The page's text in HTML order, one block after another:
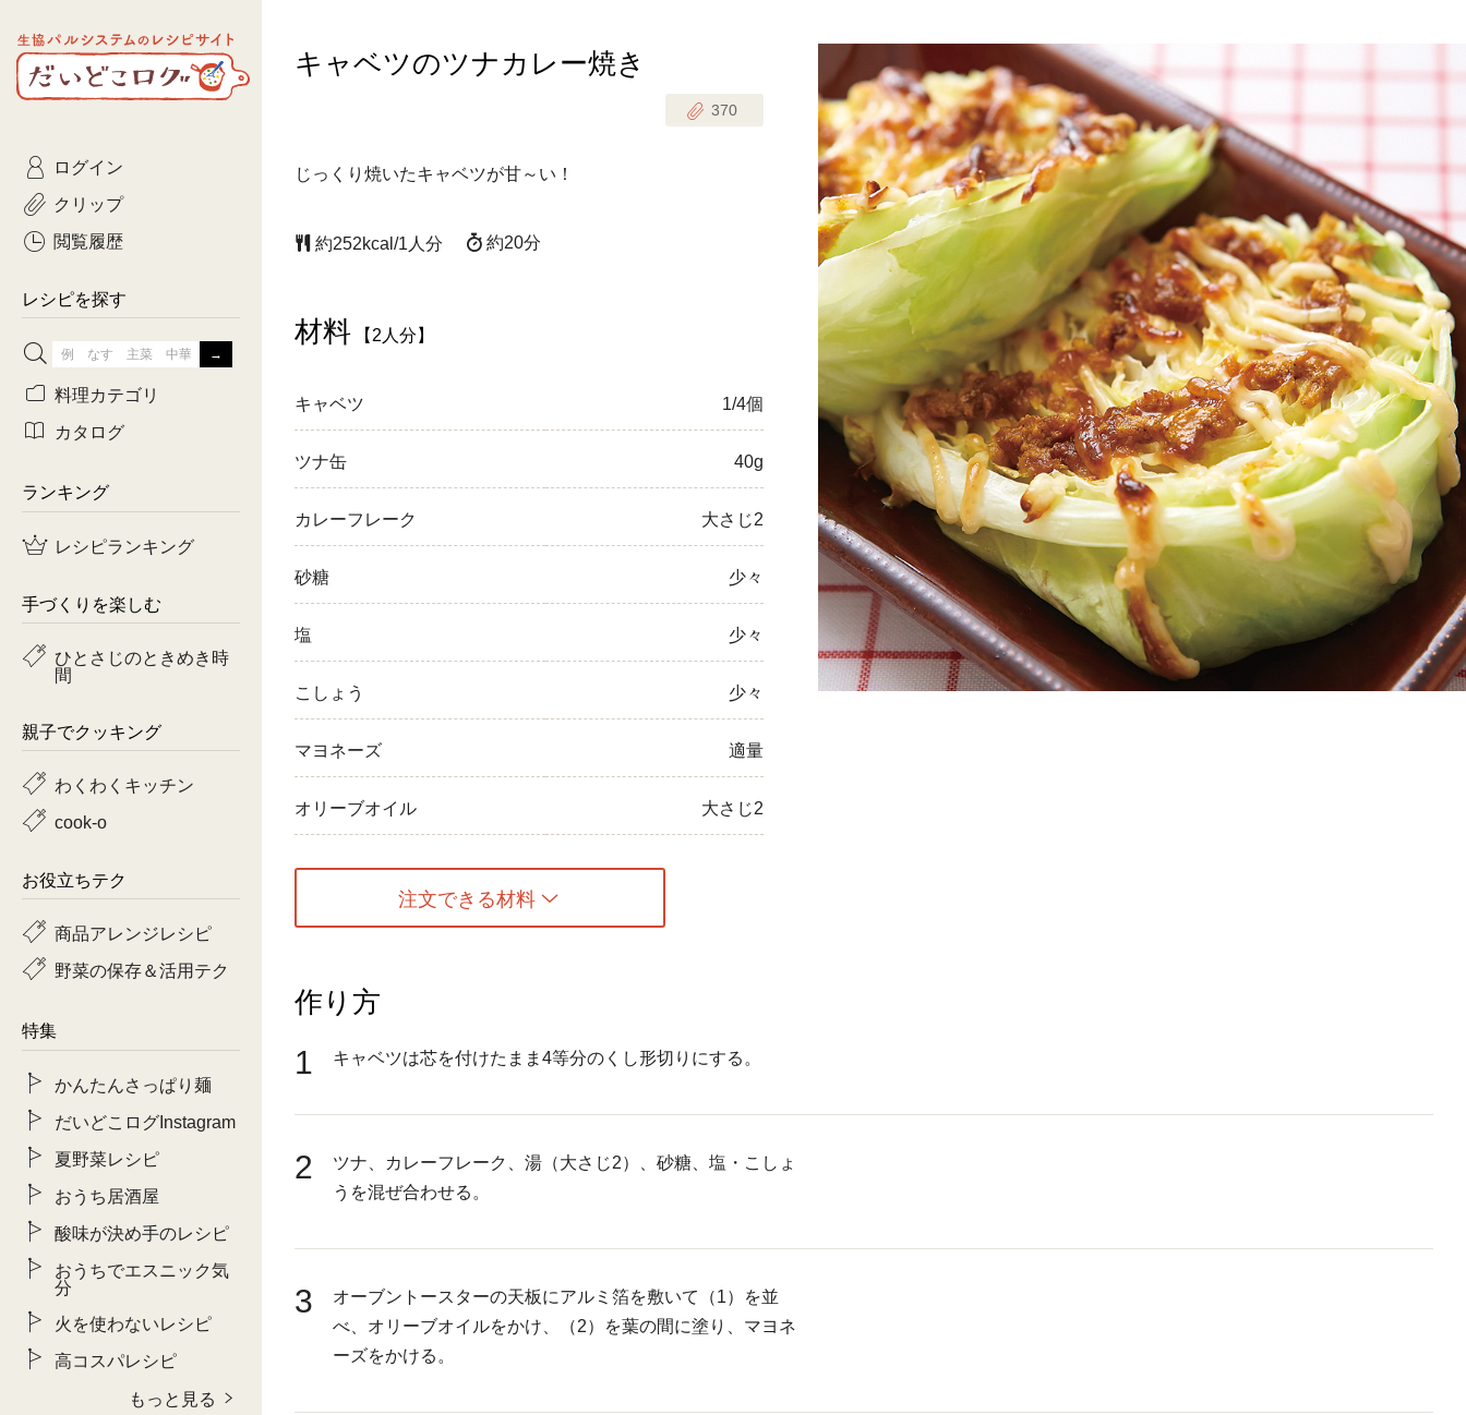
生協パルシステムのレシピ
サイト
だいどこログ
キャベツのツナカレー焼き
370
じっくり焼いたキャベツが甘～い！
約252kcal/1人分 約20分
材料 【2人分】
キャベツ 1/4個
ツナ缶 40g
カレーフレーク 大さじ2
砂糖 少々
塩 少々
こしょう 少々
マヨネーズ 適量
オリーブオイル 大さじ2
注文できる材料
作り方
1 キャベツは芯を付けたまま4等分のくし形切りにする。
2
ツナ、カレーフレーク、湯（大さじ2）、砂糖、塩・こしょ
うを混ぜ合わせる。
3
オーブントースターの天板にアルミ箔を敷いて（1）を並
べ、オリーブオイルをかけ、（2）を葉の間に塗り、マヨネ
ーズをかける。
ログイン
クリップ
閲覧履歴
レシピを探す
ひとさじのときめき時間
おきらくだ 1歳半からの幼児食
つくりおき肉魚菜菜セット
鶏肉
料理カテゴリ
主菜 副菜
常備菜・作りおき
カタログ
コトコト
yumyumいっしょごはん
ぷれーんぺいじ
ランキング
レシピランキング
手づくりを楽しむ
ひとさじのときめき時
間
親子でクッキング
わくわくキッチン
cook-o
お役立ちテク
商品アレンジレシピ
野菜の保存＆活用テク
特集
かんたんさっぱり麺
だいどこログInstagram
夏野菜レシピ
おうち居酒屋
酸味が決め手のレシピ
おうちでエスニック気
分
火を使わないレシピ
高コスパレシピ
もっと見る